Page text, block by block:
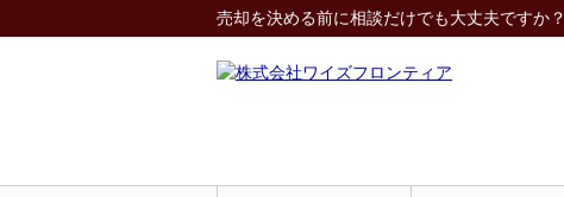
売却を決める前に相談だけでも大丈夫ですか？